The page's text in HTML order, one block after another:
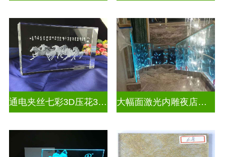
通电夹丝七彩3D压花3D激光内雕玻璃 大幅面激光内雕夜店餐厅装饰